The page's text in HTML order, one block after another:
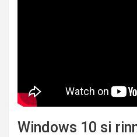
Windows 10 si